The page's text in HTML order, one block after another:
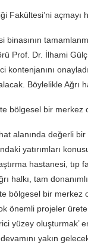
Fakültesi’ni açmayı
binasının
Prof. Dr. İlhami
kontenjanını
Böylelikle Ağrı
bölgesel bir merkez
alanında değerli
yatırımları
hastanesi, tıp
halkı, tam
bölgesel bir
önemli projeler
yüzey oluşturmak’
yakın